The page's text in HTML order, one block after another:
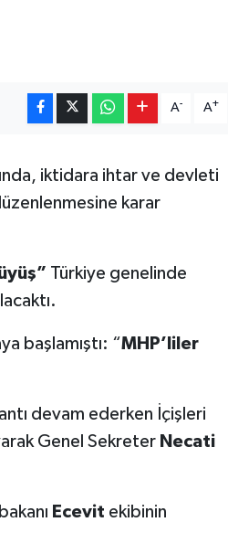
A- A+
iktidara ihtar ve devleti
karar
Türkiye genelinde
başlamıştı: “MHP’liler
devam ederken İçişleri
Genel Sekreter Necati
Ecevit ekibinin